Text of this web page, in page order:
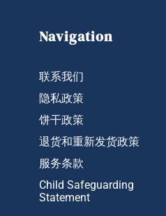
Navigation
联系我们
隐私政策
饼干政策
退货和重新发货政策
服务条款
Child Safeguarding
Statement